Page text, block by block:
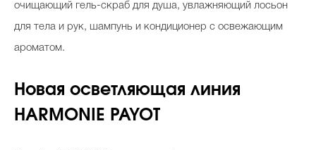
очищающий гель-скраб для душа, увлажняющий лосьон
для тела и рук, шампунь и кондиционер с освежающим
ароматом.
Новая осветляющая линия
HARMONIE PAYOT